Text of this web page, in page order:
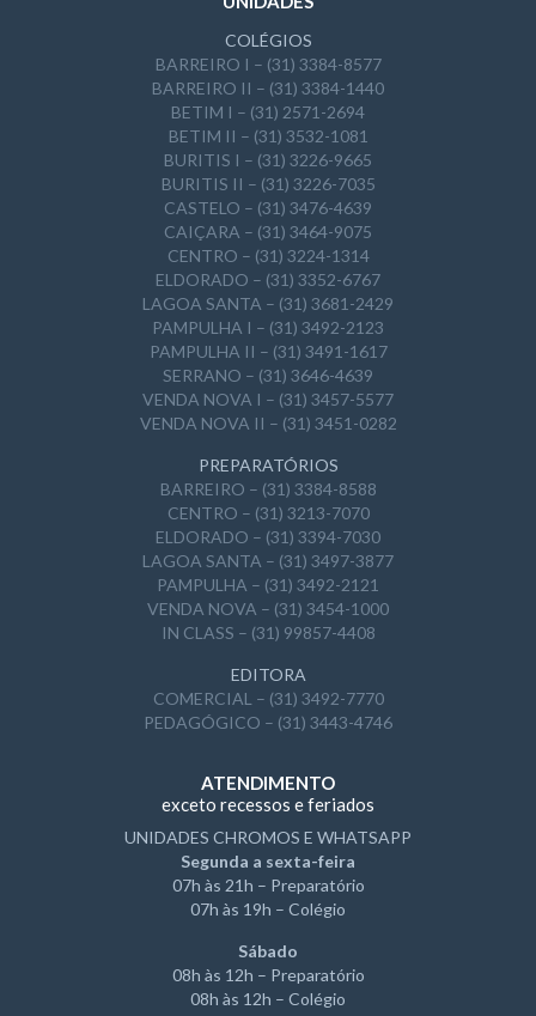
COLÉGIOS
BARREIRO I – (31) 3384-8577
BARREIRO II – (31) 3384-1440
BETIM I – (31) 2571-2694
BETIM II – (31) 3532-1081
BURITIS I – (31) 3226-9665
BURITIS II – (31) 3226-7035
CASTELO – (31) 3476-4639
CAIÇARA – (31) 3464-9075
CENTRO – (31) 3224-1314
ELDORADO – (31) 3352-6767
LAGOA SANTA – (31) 3681-2429
PAMPULHA I – (31) 3492-2123
PAMPULHA II – (31) 3491-1617
SERRANO – (31) 3646-4639
VENDA NOVA I – (31) 3457-5577
VENDA NOVA II – (31) 3451-0282
PREPARATÓRIOS
BARREIRO – (31) 3384-8588
CENTRO – (31) 3213-7070
ELDORADO – (31) 3394-7030
LAGOA SANTA – (31) 3497-3877
PAMPULHA – (31) 3492-2121
VENDA NOVA – (31) 3454-1000
IN CLASS – (31) 99857-4408
EDITORA
COMERCIAL – (31) 3492-7770
PEDAGÓGICO – (31) 3443-4746
ATENDIMENTO
exceto recessos e feriados
UNIDADES CHROMOS E WHATSAPP
Segunda a sexta-feira
07h às 21h – Preparatório
07h às 19h – Colégio
Sábado
08h às 12h – Preparatório
08h às 12h – Colégio